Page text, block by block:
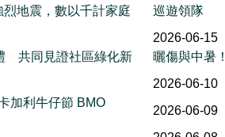
地震，數以千計家庭
共同見證社區綠化新
加利牛仔節 BMO
巡遊領隊
2026-06-15
曬傷與中暑！
2026-06-10
2026-06-09